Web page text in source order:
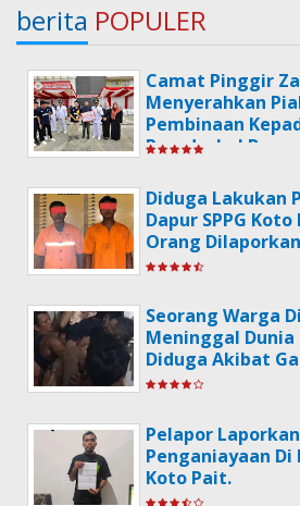
berita POPULER
Camat Pinggir
Menyerahkan
Pembinaan
Poradeskel
Kemerdekaan RI
Diduga Lakukan
Dapur SPPG
Orang
Seorang Warga
Meninggal Dunia
Diduga Akibat
Pelapor
Penganiayaan Di
Koto Pait.